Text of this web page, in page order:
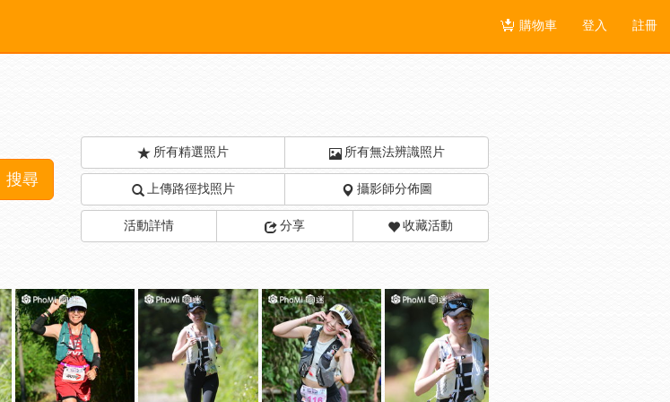
購物車 登入 註冊
搜尋
所有精選照片 所有無法辨識照片
上傳路徑找照片 攝影師分佈圖
活動詳情 分享 收藏活動